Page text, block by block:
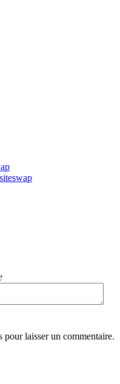
laisser un commentaire.